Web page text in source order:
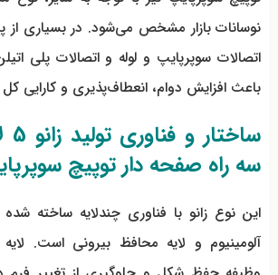
نوسانات بازار مشخص می‌شود. در بسیاری از
اتصالات سوپرپایپ و لوله و اتصالات پلی
باعث افزایش دوام، انعطاف‌پذیری و کارایی
سه راه صفحه دار توپیچ
این نوع زانو با فناوری چندلایه ساخته شده
آلومینیوم و لایه محافظ بیرونی است. لایه